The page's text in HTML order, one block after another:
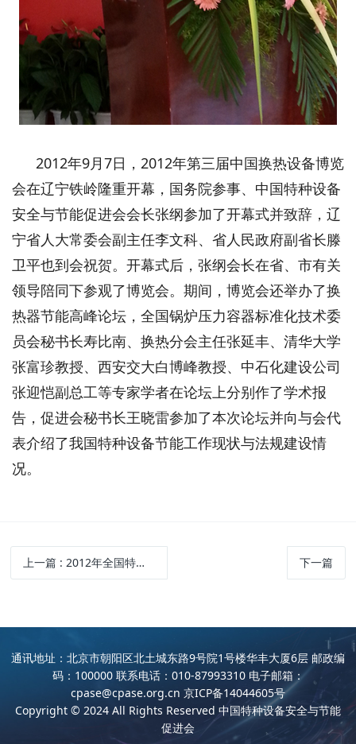
2012年9月7日，2012年第三届中国换热设备博览
会在辽宁铁岭隆重开幕，国务院参事、中国特种设备
安全与节能促进会会长张纲参加了开幕式并致辞，辽
宁省人大常委会副主任李文科、省人民政府副省长滕
卫平也到会祝贺。开幕式后，张纲会长在省、市有关
领导陪同下参观了博览会。期间，博览会还举办了换
热器节能高峰论坛，全国锅炉压力容器标准化技术委
员会秘书长寿比南、换热分会主任张延丰、清华大学
张富珍教授、西安交大白博峰教授、中石化建设公司
张迎恺副总工等专家学者在论坛上分别作了学术报
告，促进会秘书长王晓雷参加了本次论坛并向与会代
表介绍了我国特种设备节能工作现状与法规建设情
况。
上一篇 : 2012年全国特种设备安全监察工作座谈会在呼和浩特召开 下一篇
通讯地址：北京市朝阳区北土城东路9号院1号楼华丰大厦6层 邮政编
码：100000 联系电话：010-87993310 电子邮箱：
cpase@cpase.org.cn 京ICP备14044605号
Copyright © 2024 All Rights Reserved 中国特种设备安全与节能
促进会